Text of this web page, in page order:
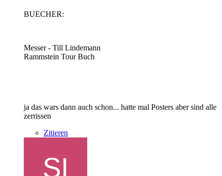
BUECHER:
Messer - Till Lindemann
Rammstein Tour Buch
ja das wars dann auch schon... hatte mal Posters aber sind alle
zerrissen
Zitieren